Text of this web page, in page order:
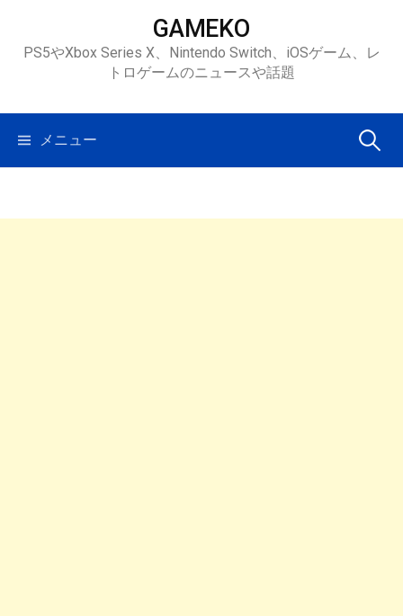
ツ
ス
GAMEKO
PS5やXbox Series X、Nintendo Switch、iOSゲーム、レ
トロゲームのニュースや話題
メニュー 検